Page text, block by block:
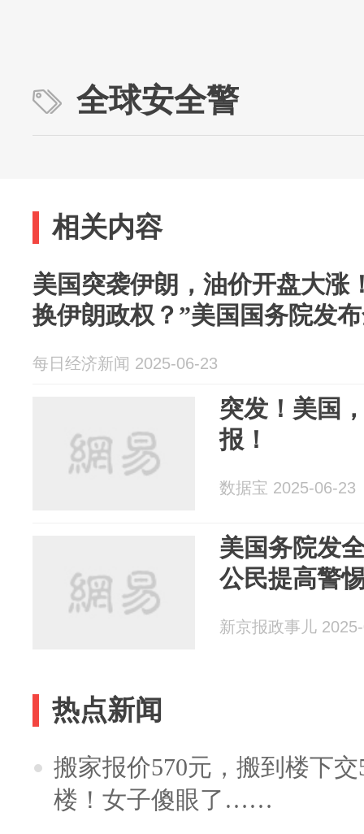
全球安全警
相关内容
美国突袭伊朗，油价开盘大涨
换伊朗政权？”美国国务院发
每日经济新闻 2025-06-23
突发！美国
报！
数据宝 2025-06-23
美国务院发
公民提高警
新京报政事儿
热点新闻
搬家报价570元，搬到楼下
楼！女子傻眼了……